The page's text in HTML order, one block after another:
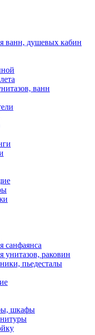
ванн, душевых кабин
ванн
санфаянса
унитазов, раковин
пьедесталы
шкафы